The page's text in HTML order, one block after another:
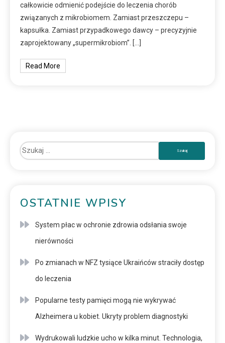
całkowicie odmienić podejście do leczenia chorób
związanych z mikrobiomem. Zamiast przeszczepu –
kapsułka. Zamiast przypadkowego dawcy – precyzyjnie
zaprojektowany „supermikrobiom”. […]
Read More
OSTATNIE WPISY
System płac w ochronie zdrowia odsłania swoje
nierówności
Po zmianach w NFZ tysiące Ukraińców straciły dostęp
do leczenia
Popularne testy pamięci mogą nie wykrywać
Alzheimera u kobiet. Ukryty problem diagnostyki
Wydrukowali ludzkie ucho w kilka minut. Technologia,